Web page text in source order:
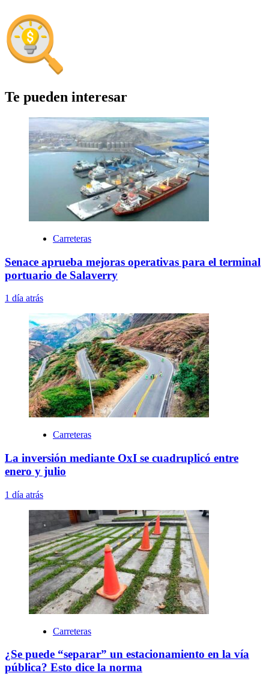
Te pueden interesar
Carreteras
Senace aprueba mejoras operativas para el terminal
portuario de Salaverry
1 día atrás
Carreteras
La inversión mediante OxI se cuadruplicó entre
enero y julio
1 día atrás
Carreteras
¿Se puede “separar” un estacionamiento en la vía
pública? Esto dice la norma